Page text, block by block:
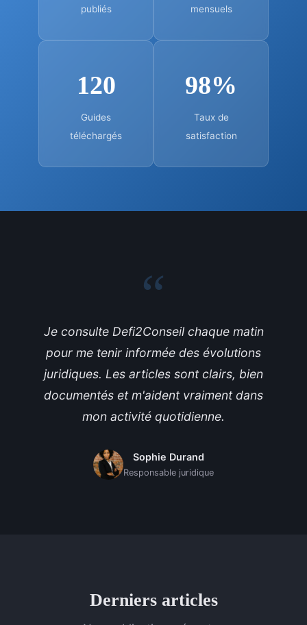
publiés
mensuels
120
Guides
téléchargés
98%
Taux de
satisfaction
“
Je consulte Defi2Conseil chaque matin
pour me tenir informée des évolutions
juridiques. Les articles sont clairs, bien
documentés et m'aident vraiment dans
mon activité quotidienne.
Sophie Durand
Responsable juridique
Derniers articles